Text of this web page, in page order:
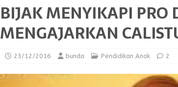
BIJAK MENYIKAPI PRO
MENGAJARKAN
23/12/2016 bunda Pendidikan Anak 2